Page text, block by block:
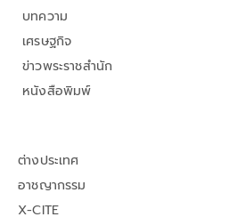
บทความ
เศรษฐกิจ
ข่าวพระราชสำนัก
หนังสือพิมพ์
ต่างประเทศ
อาชญากรรม
X-CITE